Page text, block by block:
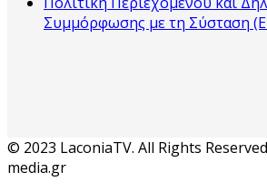
Συμμόρφωσης με τη Σύσταση
© 2023 LaconiaTV. All Rights
media.gr